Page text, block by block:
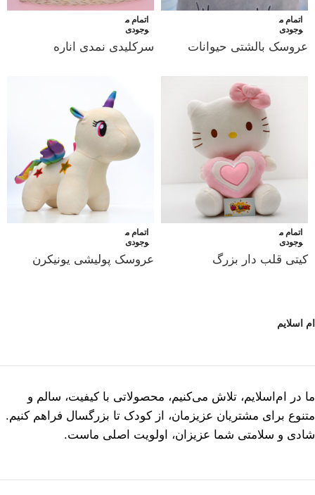
اتمام م
وجودی
عروسک بالشتی حیوانات
اتمام م
وجودی
سرکلیدی نمدی اناره
اتمام م
وجودی
کیتی قلب دار بزرگ
اتمام م
وجودی
عروسک پولیشی یونیکرن
ام اسلایم
ما در ام‌اسلایم، تلاش می‌کنیم، محصولاتی با کیفیت، سالم و
متنوع برای مشتریان عزیزمان، از کودک تا بزرگسال فراهم کنیم.
شادی و سلامتی شما عزیزان، اولویت اصلی ماست.